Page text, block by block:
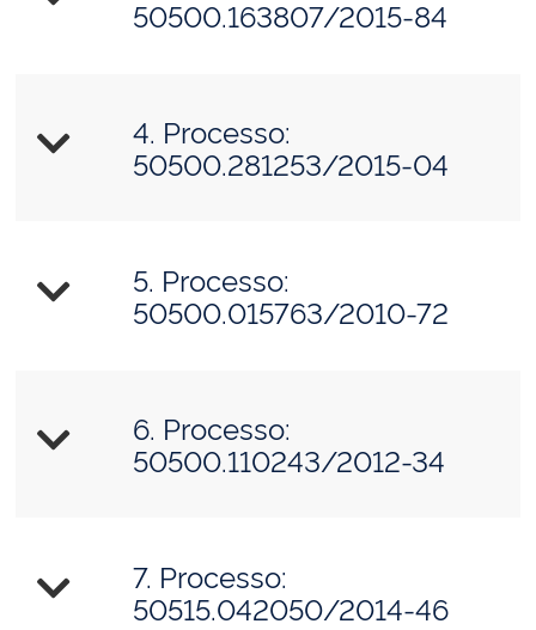
50500.163807/2015-84
4. Processo:
50500.281253/2015-04
5. Processo:
50500.015763/2010-72
6. Processo:
50500.110243/2012-34
7. Processo:
50515.042050/2014-46